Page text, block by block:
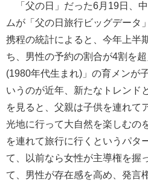
「父の日」だった6月19日、
ムが「父の日旅行ビッグデータ
携程の統計によると、今年上半
ち、男性の予約の割合が4割を
(1980年代生まれ)」の育メンが
いうのが近年、新たなトレンド
を見ると、父親は子供を連れて
光地に行って大自然を楽しむの
を連れて旅行に行くというパタ
て、以前なら女性が主導権を握
て、男性が存在感を高め、発言